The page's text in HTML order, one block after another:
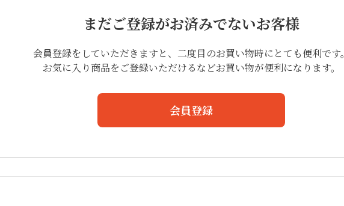
まだご登録がお済みでないお客様
会員登録をしていただきますと、二度目のお買い物時にとても便利です。
お気に入り商品をご登録いただけるなどお買い物が便利になります。
会員登録